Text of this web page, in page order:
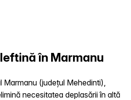
în Marmanu
(județul Mehedinti),
necesitatea deplasării în altă